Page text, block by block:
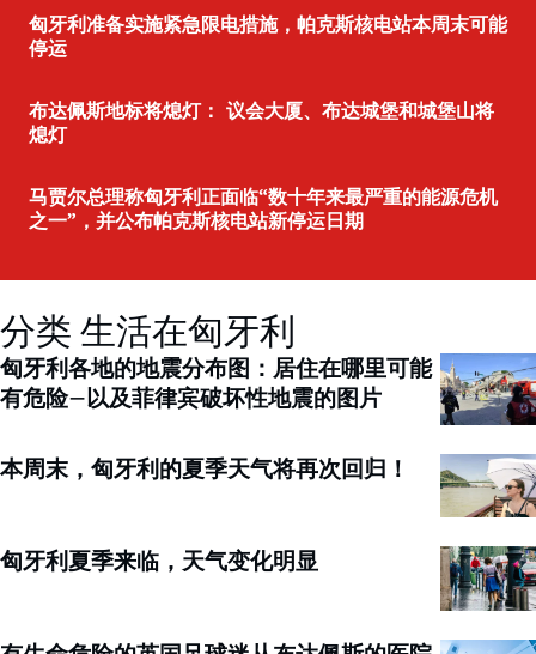
匈牙利准备实施紧急限电措施，帕克斯核电站本周末可能
停运
布达佩斯地标将熄灯： 议会大厦、布达城堡和城堡山将
熄灯
马贾尔总理称匈牙利正面临“数十年来最严重的能源危机
之一”，并公布帕克斯核电站新停运日期
分类 生活在匈牙利
匈牙利各地的地震分布图：居住在哪里可能
有危险–以及菲律宾破坏性地震的图片
本周末，匈牙利的夏季天气将再次回归！
匈牙利夏季来临，天气变化明显